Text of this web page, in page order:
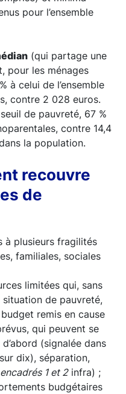
pour l’ensemble
(qui partage une
pour les ménages
à celui de l’ensemble
contre 2 028 euros.
de pauvreté, 67 %
contre 14,4
la population.
recouvre
de
à plusieurs fragilités
familiales, sociales
limitées qui, sans
de pauvreté,
remis en cause
qui peuvent se
(signalée dans
dix), séparation,
1 et 2infra) ;
budgétaires